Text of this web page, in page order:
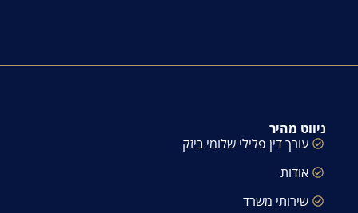
ניווט מהיר
עורך דין פלילי שלומי ביזק
אודות
שירותי משרד